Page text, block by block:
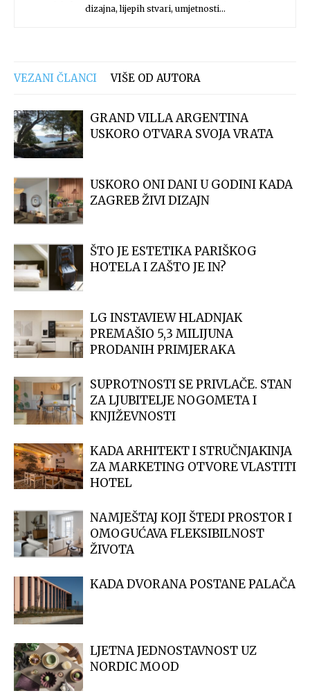
dizajna, lijepih stvari, umjetnosti...
VEZANI ČLANCI VIŠE OD AUTORA
GRAND VILLA ARGENTINA
USKORO OTVARA SVOJA VRATA
USKORO ONI DANI U GODINI KADA
ZAGREB ŽIVI DIZAJN
ŠTO JE ESTETIKA PARIŠKOG
HOTELA I ZAŠTO JE IN?
LG INSTAVIEW HLADNJAK
PREMAŠIO 5,3 MILIJUNA
PRODANIH PRIMJERAKA
SUPROTNOSTI SE PRIVLAČE. STAN
ZA LJUBITELJE NOGOMETA I
KNJIŽEVNOSTI
KADA ARHITEKT I STRUČNJAKINJA
ZA MARKETING OTVORE VLASTITI
HOTEL
NAMJEŠTAJ KOJI ŠTEDI PROSTOR I
OMOGUĆAVA FLEKSIBILNOST
ŽIVOTA
KADA DVORANA POSTANE PALAČA
LJETNA JEDNOSTAVNOST UZ
NORDIC MOOD